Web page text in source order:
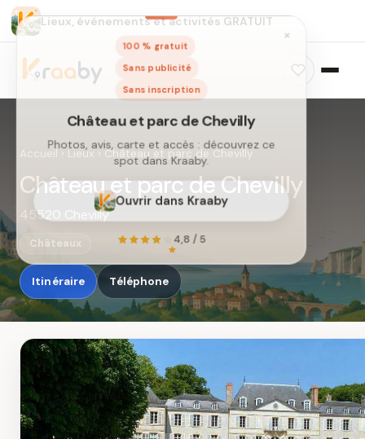
Lieux, événements et activités GRATUIT
×
100 % gratuit
Sans publicité
Sans inscription
Château et parc de Chevilly
Photos, avis, carte et accès : découvrez ce
spot dans Kraaby.
Ouvrir dans Kraaby
4,8 / 5
Accueil›Lieux›Château et parc de Chevilly
Château et parc de Chevilly
45520 Chevilly
Châteaux
Itinéraire Téléphone